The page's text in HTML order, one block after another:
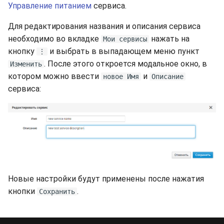
s
e
a
c
Безопасность
Интеграция
Эффективность
Расписание проверок
Общий доступ
OpenSUSE
Oracle Linux
Ubuntu Desktop
Как добавить новый
в Linux?
Как расширить
существующий диск в
Boot-меню виртуальной
машины
Удаление файлов
Скачивание файла
Способы подключений
Гайды
Ресурсы
Управление питанием сервиса.
Для редактирования названия и описания сервиса
необходимо во вкладке Мои сервисы нажать на
кнопку
⋮ и выбрать в выпадающем меню пункт
Изменить . После этого откроется модальное окно, в
котором можно ввести новое Имя и Описание
сервиса:
Новые настройки будут применены после нажатия
кнопки Сохранить .